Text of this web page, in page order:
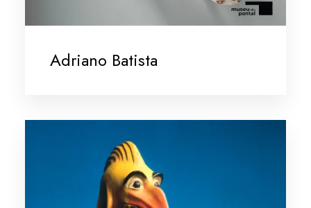
Adriano Batista